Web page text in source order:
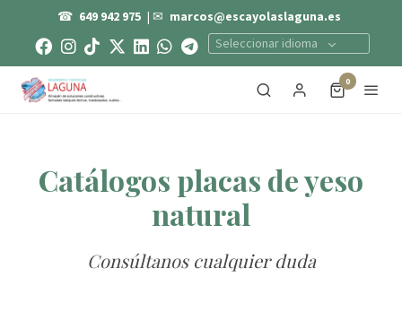
☎ 649 942 975 | ✉ marcos@escayolaslaguna.es
Seleccionar idioma
0
Catálogos placas de yeso
natural
Consúltanos cualquier duda